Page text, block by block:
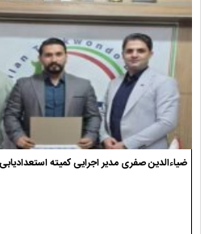
ضیاءالدین صفری مدیر اجرایی کمیته